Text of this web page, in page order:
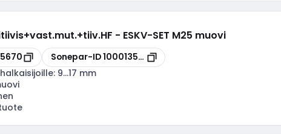
- ESKV-SET M25 muovi
Kopioi
Sonepar-ID100013500
9...17 mm